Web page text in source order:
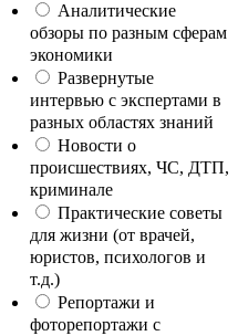
Аналитические
обзоры по разным сферам
экономики
Развернутые
интервью с экспертами в
разных областях знаний
Новости о
происшествиях, ЧС, ДТП,
криминале
Практические советы
для жизни (от врачей,
юристов, психологов и
т.д.)
Репортажи и
фоторепортажи с